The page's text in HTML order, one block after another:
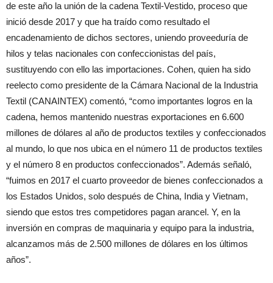
de este año la unión de la cadena Textil-Vestido, proceso que
inició desde 2017 y que ha traído como resultado el
encadenamiento de dichos sectores, uniendo proveeduría de
hilos y telas nacionales con confeccionistas del país,
sustituyendo con ello las importaciones. Cohen, quien ha sido
reelecto como presidente de la Cámara Nacional de la Industria
Textil (CANAINTEX) comentó, “como importantes logros en la
cadena, hemos mantenido nuestras exportaciones en 6.600
millones de dólares al año de productos textiles y confeccionados
al mundo, lo que nos ubica en el número 11 de productos textiles
y el número 8 en productos confeccionados”. Además señaló,
“fuimos en 2017 el cuarto proveedor de bienes confeccionados a
los Estados Unidos, solo después de China, India y Vietnam,
siendo que estos tres competidores pagan arancel. Y, en la
inversión en compras de maquinaria y equipo para la industria,
alcanzamos más de 2.500 millones de dólares en los últimos
años”.